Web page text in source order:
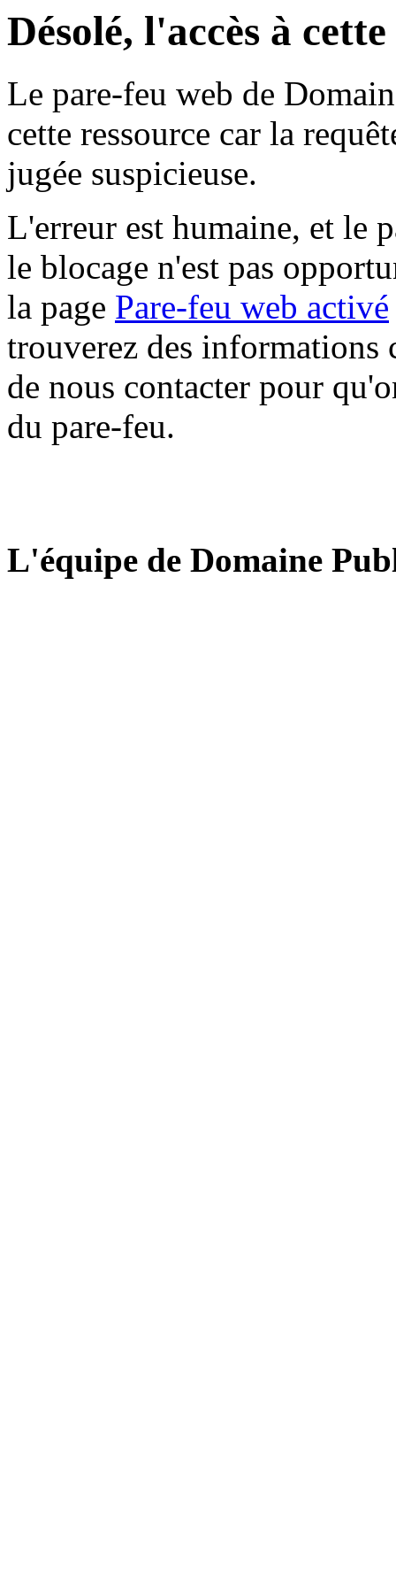
Désolé, l'accès à
Le pare-feu web de
cette ressource car la
jugée suspicieuse.
L'erreur est humaine, et le
le blocage n'est pas
la page Pare-feu web activé
trouverez des informations
de nous contacter pour
du pare-feu.
L'équipe de Domaine